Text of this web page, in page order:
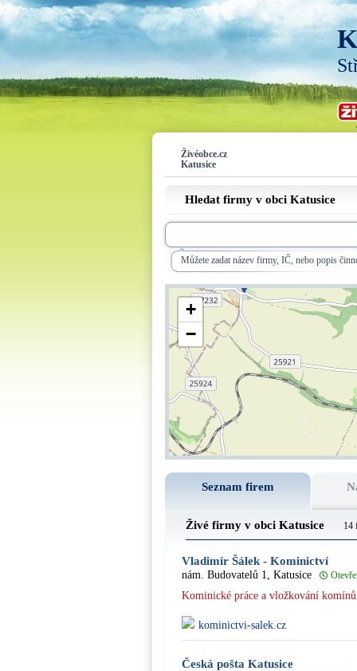
Živéobce.cz
Katusice
Hledat firmy v obci Katusice
Můžete zadat název firmy, IČ, nebo popis
+
−
Seznam firem
Živé firmy v obci Katusice 14
Vladimír Šálek - Kominictví
nám. Budovatelů 1, Katusice
Kominické práce a vložkování
kominictvi-salek.cz
Česká pošta Katusice